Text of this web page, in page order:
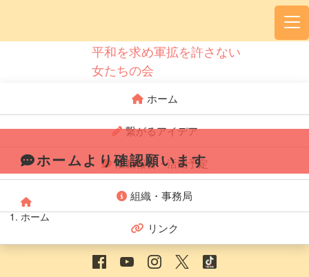
平和を求め軍拡を許さない
女たちの会
ホーム
繋がるアイデア
活動報告・活動予定
組織・事務局
リンク
ホームより確認願います
ホーム